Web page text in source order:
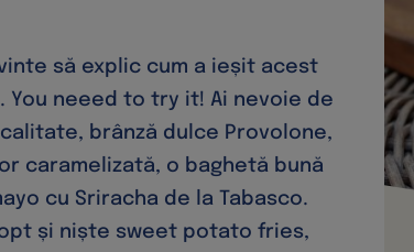
să explic cum a ieșit acest
You neeed to try it! Ai nevoie de
brânză dulce Provolone,
caramelizată, o baghetă bună
cu Sriracha de la Tabasco.
și niște sweet potato fries,